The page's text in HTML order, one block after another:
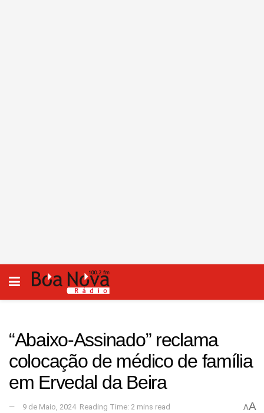
“Abaixo-Assinado” reclama
colocação de médico de família
em Ervedal da Beira
9 de Maio, 2024 Reading Time: 2 mins read AA